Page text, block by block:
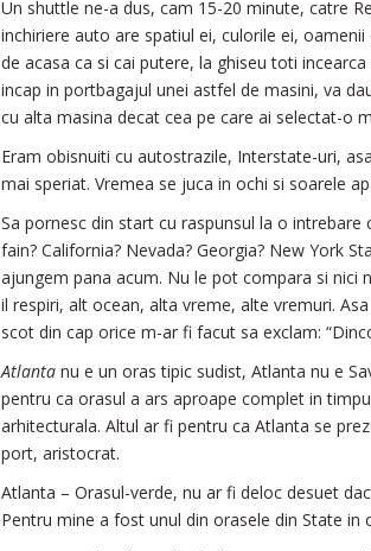
Un shuttle ne-a dus, cam 15-20 minute, catre
inchiriere auto are spatiul ei, culorile ei,
de acasa ca si cai putere, la ghiseu toti
incap in portbagajul unei astfel de masini, va
cu alta masina decat cea pe care ai selectat-o
Eram obisnuiti cu autostrazile, Interstate-uri,
mai speriat. Vremea se juca in ochi si soarele
Sa pornesc din start cu raspunsul la o
fain? California? Nevada? Georgia? New York
ajungem pana acum. Nu le pot compara si nici
il respiri, alt ocean, alta vreme, alte vremuri.
scot din cap orice m-ar fi facut sa exclam:
Atlanta nu e un oras tipic sudist, Atlanta nu e
pentru ca orasul a ars aproape complet in
arhitecturala. Altul ar fi pentru ca Atlanta se
port, aristocrat.
Atlanta – Orasul-verde, nu ar fi deloc desuet
Pentru mine a fost unul din orasele din State